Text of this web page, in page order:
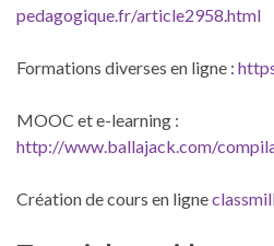
pedagogique.fr/article2958.html
Formations diverses en ligne :
MOOC et e-learning :
http://www.ballajack.com/
Création de cours en ligne